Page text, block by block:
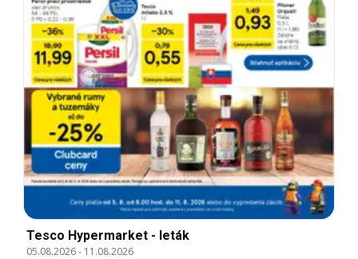
Tesco Hypermarket - leták
05.08.2026- 11.08.2026